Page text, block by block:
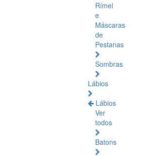
Rímel
e
Máscaras
de
Pestanas
Sombras
Lábios
Lábios
Ver
todos
Batons